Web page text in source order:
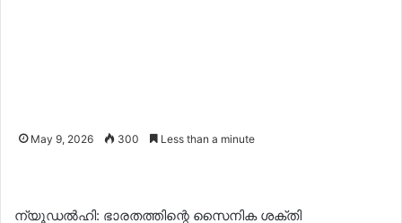
May 9, 2026 300 Less than a minute
ന്യൂഡൽഹി: ഭാരതത്തിന്റെ സൈനിക ശക്തി